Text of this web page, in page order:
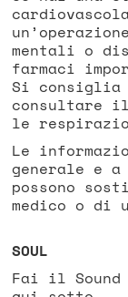
mentali o
farmaci
Si
consultare
le
Le
generale e
possono
medico o di
SOUL
Fai il